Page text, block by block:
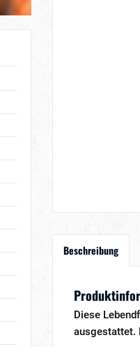
Beschreibung
Diese
ausgestattet.